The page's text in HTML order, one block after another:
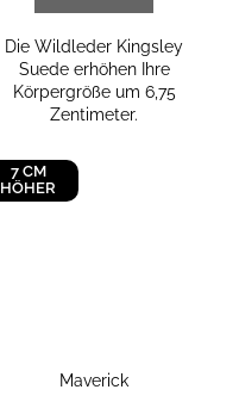
Die Wildleder Kingsley
Suede erhöhen Ihre
Körpergröße um 6,75
Zentimeter.
7 CM
HÖHER
Maverick